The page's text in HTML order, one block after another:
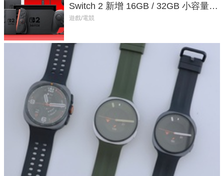
Switch 2 新增 16GB / 32GB 小容量遊
戲卡的選擇
遊戲/電競